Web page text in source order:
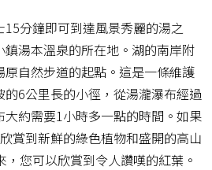
分鐘即可到達風景秀麗的湯之
湯本溫泉的所在地。湖的南岸附
自然步道的起點。這是一條維護
6公里長的小徑，從湯瀧瀑布經過
約需要1小時多一點的時間。如果
賞到新鮮的綠色植物和盛開的高山
您可以欣賞到令人讚嘆的紅葉。